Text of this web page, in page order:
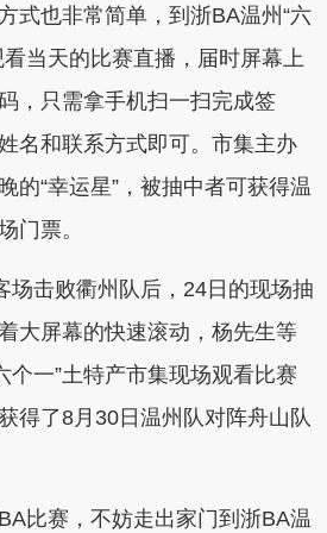
也非常简单，到浙BA温州“六
当天的比赛直播，届时屏幕上
，只需拿手机扫一扫完成签
名和联系方式即可。市集主办
的“幸运星”，被抽中者可获得温
门票。
击败衢州队后，24日的现场抽
大屏幕的快速滚动，杨先生等
个一”土特产市集现场观看比赛
得了8月30日温州队对阵舟山队
赛，不妨走出家门到浙BA温